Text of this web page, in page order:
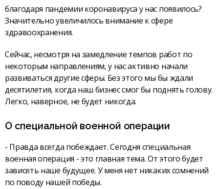
благодаря пандемии коронавируса у нас появилось?
Значительно увеличилось внимание к сфере
здравоохранения.
Сейчас, несмотря на замедление темпов работ по
некоторым направлениям, у нас активно начали
развиваться другие сферы. Без этого мы бы ждали
десятилетия, когда наш бизнес смог бы поднять голову.
Легко, наверное, не будет никогда.
О специальной военной операции
- Правда всегда побеждает. Сегодня специальная
военная операция - это главная тема. От этого будет
зависеть наше будущее. У меня нет никаких сомнений
по поводу нашей победы.